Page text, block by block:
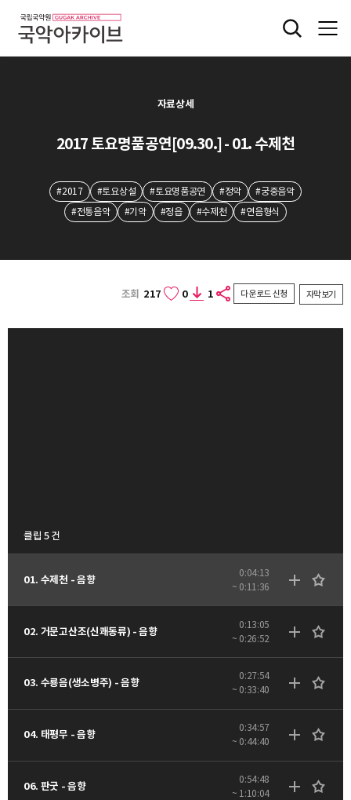
자료상세
2017 토요명품공연[09.30.] - 01. 수제천
#2017 #토요상설 #토요명품공연 #정악
#궁중음악
#전통음악
#기악 #정읍 #수제천 #연음형식
조회 217 0 1 다운로드 신청 자막보기
클립 5 건
01. 수제천 - 음향
0:04:13
~ 0:11:36
02. 거문고산조(신쾌동류) - 음향
0:13:05
~ 0:26:52
03. 수룡음(생소병주) - 음향
0:27:54
~ 0:33:40
04. 태평무 - 음향
0:34:57
~ 0:44:40
06. 판굿 - 음향
0:54:48
~ 1:10:04